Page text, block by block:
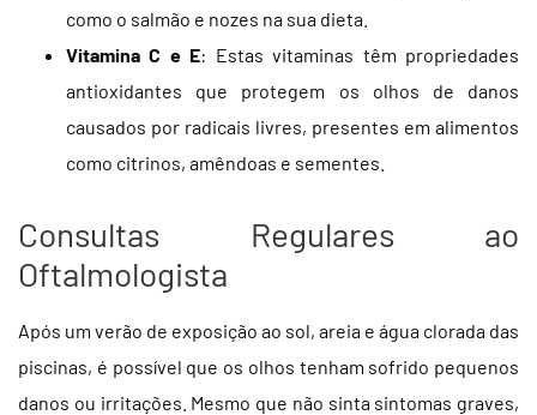
como o salmão e nozes na sua dieta.
Vitamina C e E: Estas vitaminas têm propriedades
antioxidantes que protegem os olhos de danos
causados por radicais livres, presentes em alimentos
como citrinos, amêndoas e sementes.
Consultas Regulares ao
Oftalmologista
Após um verão de exposição ao sol, areia e água clorada das
piscinas, é possível que os olhos tenham sofrido pequenos
danos ou irritações. Mesmo que não sinta sintomas graves,